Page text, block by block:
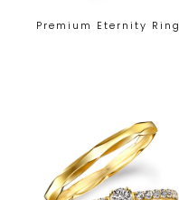
Premium Eternity Ring